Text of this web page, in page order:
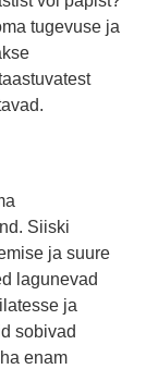
tugevuse ja
Siiski
ja suure
lagunevad
ja
sobivad
enam